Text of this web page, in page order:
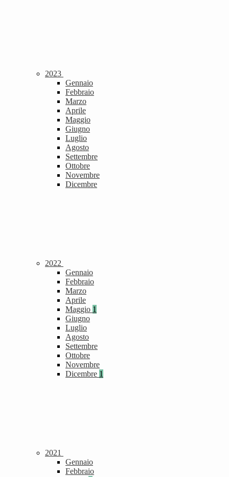
2023
Gennaio
Febbraio
Marzo
Aprile
Maggio
Giugno
Luglio
Agosto
Settembre
Ottobre
Novembre
Dicembre
2022
Gennaio
Febbraio
Marzo
Aprile
Maggio 1
Giugno
Luglio
Agosto
Settembre
Ottobre
Novembre
Dicembre 1
2021
Gennaio
Febbraio